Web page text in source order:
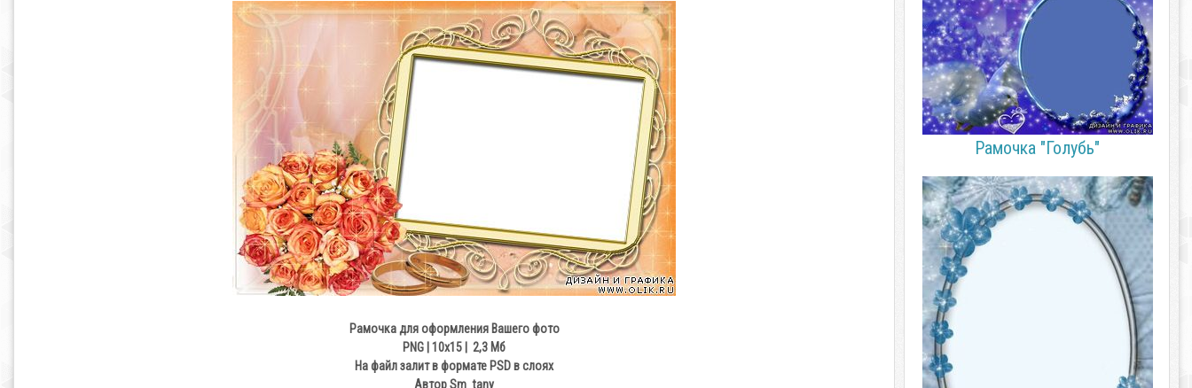
Рамочка для оформления Вашего фото
PNG | 10х15 | 2,3 Мб
На файл залит в формате PSD в слоях
Автор Sm_tany
Рамочка "Голубь"